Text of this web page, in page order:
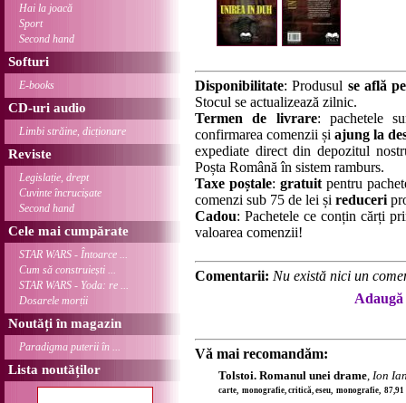
Hai la joacă
Sport
Second hand
Softuri
E-books
CD-uri audio
Limbi străine, dicționare
Reviste
Legislație, drept
Cuvinte încrucișate
Second hand
Cele mai cumpărate
STAR WARS - Întoarce ...
Cum să construiești ...
STAR WARS - Yoda: re ...
Dosarele morții
Noutăți în magazin
Paradigma puterii în ...
Lista noutăților
Disponibilitate: Produsul se află
Stocul se actualizează zilnic.
Termen de livrare: pachetele
confirmarea comenzii șiajung la
expediate direct din depozitul
Poșta Română în sistem ramburs.
Taxe poștale: gratuitpentru
comenzi sub 75 de lei și reduceri
Cadou: Pachetele ce conțin cărți
valoarea comenzii!
Comentarii: Nu există nici un
Vă mai recomandăm:
Tolstoi. Romanul unei drame, Ion
carte, monografie, critică, eseu, monografie,